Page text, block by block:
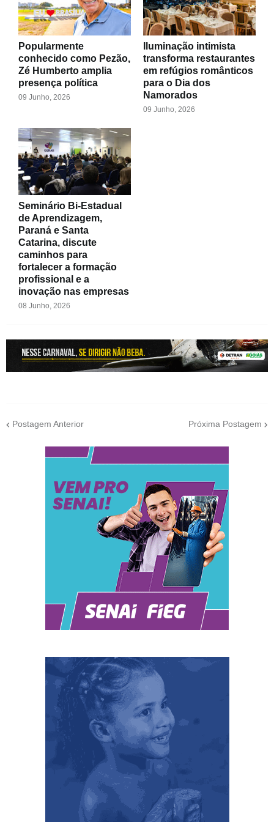
Popularmente
conhecido como Pezão,
Zé Humberto amplia
presença política
09 Junho, 2026
Iluminação intimista
transforma restaurantes
em refúgios românticos
para o Dia dos
Namorados
09 Junho, 2026
Seminário Bi-Estadual
de Aprendizagem,
Paraná e Santa
Catarina, discute
caminhos para
fortalecer a formação
profissional e a
inovação nas empresas
08 Junho, 2026
Postagem Anterior Próxima Postagem